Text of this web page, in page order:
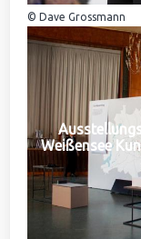
© Dave Grossmann
Weißensee